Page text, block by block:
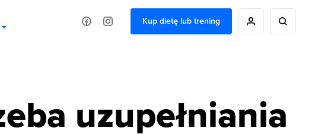
Kup dietę lub trening
uzupełniania